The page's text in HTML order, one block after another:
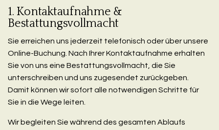
1. Kontaktaufnahme &
Bestattungsvollmacht
Sie erreichen uns jederzeit telefonisch oder über unsere
Online-Buchung. Nach Ihrer Kontaktaufnahme erhalten
Sie von uns eine Bestattungsvollmacht, die Sie
unterschreiben und uns zugesendet zurückgeben.
Damit können wir sofort alle notwendigen Schritte für
Sie in die Wege leiten.
Wir begleiten Sie während des gesamten Ablaufs